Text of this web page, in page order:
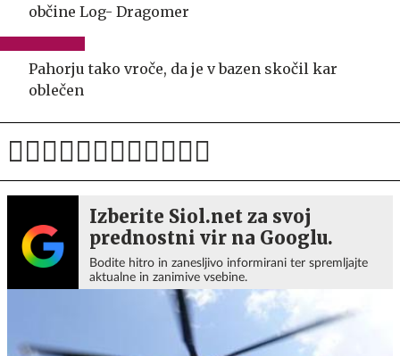
občine Log- Dragomer
Pahorju tako vroče, da je v bazen skočil kar
oblečen
Izberite Siol.net za svoj
prednostni vir na Googlu.
Bodite hitro in zanesljivo informirani ter spremljajte
aktualne in zanimive vsebine.